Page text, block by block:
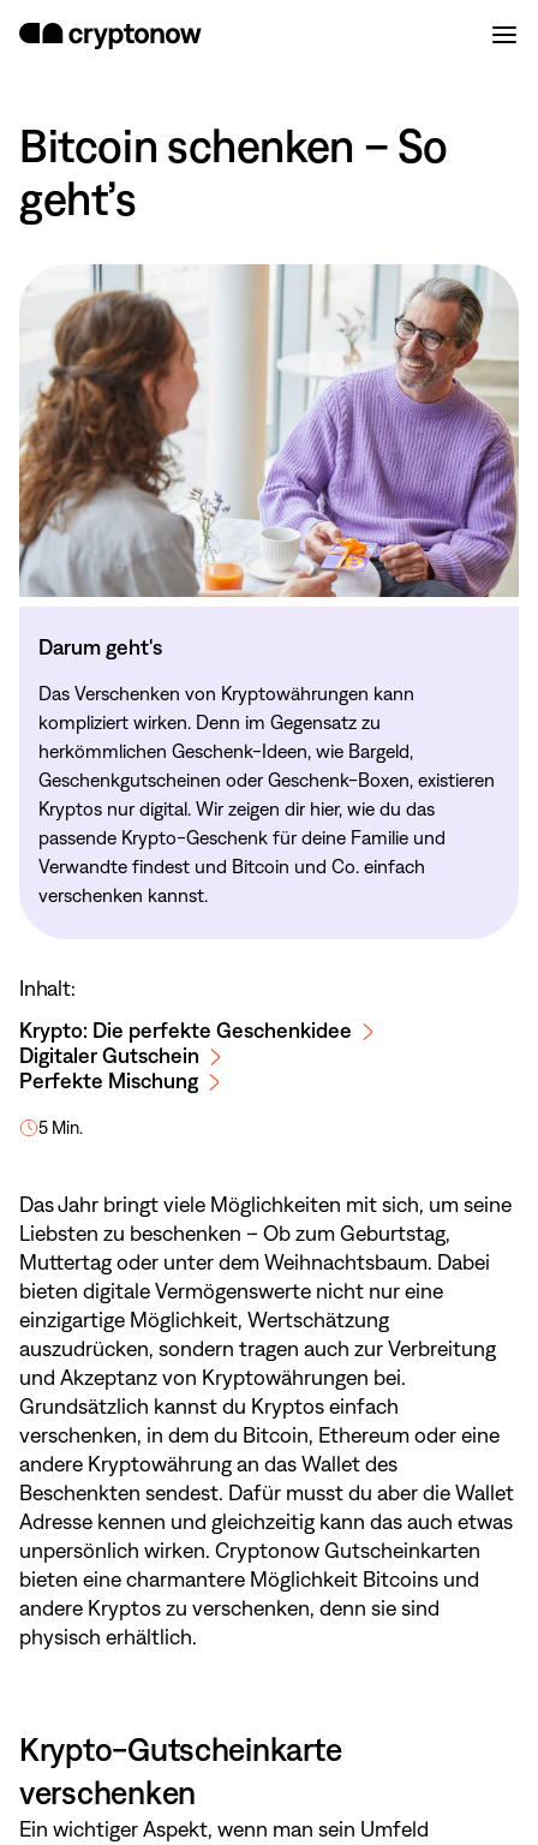
Bitcoin schenken – So
geht’s
Inhalt:
Krypto: Die perfekte Geschenkidee
Digitaler Gutschein
Perfekte Mischung
5 Min.
Darum geht's
Das Verschenken von Kryptowährungen kann
kompliziert wirken. Denn im Gegensatz zu
herkömmlichen Geschenk-Ideen, wie Bargeld,
Geschenkgutscheinen oder Geschenk-Boxen, existieren
Kryptos nur digital. Wir zeigen dir hier, wie du das
passende Krypto-Geschenk für deine Familie und
Verwandte findest und Bitcoin und Co. einfach
verschenken kannst.
Das Jahr bringt viele Möglichkeiten mit sich, um seine
Liebsten zu beschenken – Ob zum Geburtstag,
Muttertag oder unter dem Weihnachtsbaum. Dabei
bieten digitale Vermögenswerte nicht nur eine
einzigartige Möglichkeit, Wertschätzung
auszudrücken, sondern tragen auch zur Verbreitung
und Akzeptanz von Kryptowährungen bei.
Grundsätzlich kannst du Kryptos einfach
verschenken, in dem du Bitcoin, Ethereum oder eine
andere Kryptowährung an das Wallet des
Beschenkten sendest. Dafür musst du aber die Wallet
Adresse kennen und gleichzeitig kann das auch etwas
unpersönlich wirken. Cryptonow Gutscheinkarten
bieten eine charmantere Möglichkeit Bitcoins und
andere Kryptos zu verschenken, denn sie sind
physisch erhältlich.
Krypto-Gutscheinkarte
verschenken
Ein wichtiger Aspekt, wenn man sein Umfeld